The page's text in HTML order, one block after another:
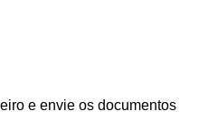
e envie os documentos